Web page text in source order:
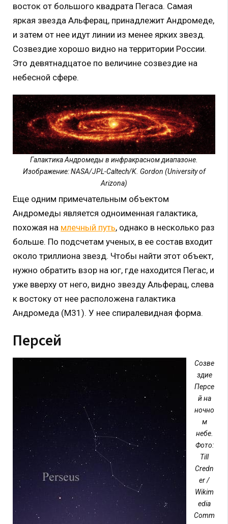
восток от большого квадрата Пегаса. Самая
яркая звезда Альферац, принадлежит Андромеде,
и затем от нее идут линии из менее ярких звезд.
Созвездие хорошо видно на территории России.
Это девятнадцатое по величине созвездие на
небесной сфере.
Галактика Андромеды в инфракрасном диапазоне.
Изображение: NASA/JPL-Caltech/K. Gordon (University of
Arizona)
Еще одним примечательным объектом
Андромеды является одноименная галактика,
похожая на млечный путь, однако в несколько раз
больше. По подсчетам ученых, в ее состав входит
около триллиона звезд. Чтобы найти этот объект,
нужно обратить взор на юг, где находится Пегас, и
уже вверху от него, видно звезду Альферац, слева
к востоку от нее расположена галактика
Андромеда (M31). У нее спиралевидная форма.
Персей
Созве
здие
Персе
й на
ночно
м
небе.
Фото:
Till
Credn
er /
Wikim
edia
Comm